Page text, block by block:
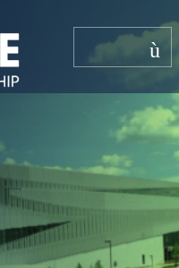
menù